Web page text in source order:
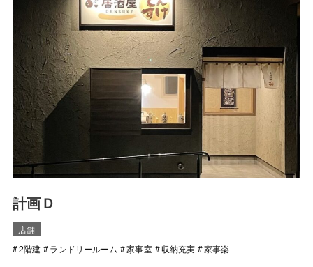
計画Ｄ
店舗
2階建
ランドリールーム 家事室 収納充実 家事楽